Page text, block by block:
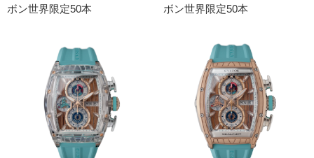
ボン世界限定50本
ボン世界限定50本